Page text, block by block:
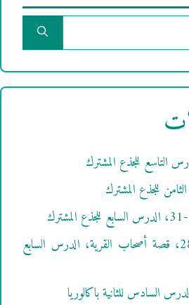
التاسع للجذع المشترك
للجذع المشترك
سورة يس الآيات 12-28، قصة أصحاب القرية، الدرس السابع
السادس للثانية باكالوريا